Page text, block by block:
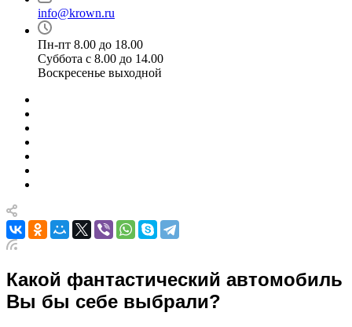
info@krown.ru
Пн-пт 8.00 до 18.00
Суббота с 8.00 до 14.00
Воскресенье выходной
Какой фантастический автомобиль
Вы бы себе выбрали?